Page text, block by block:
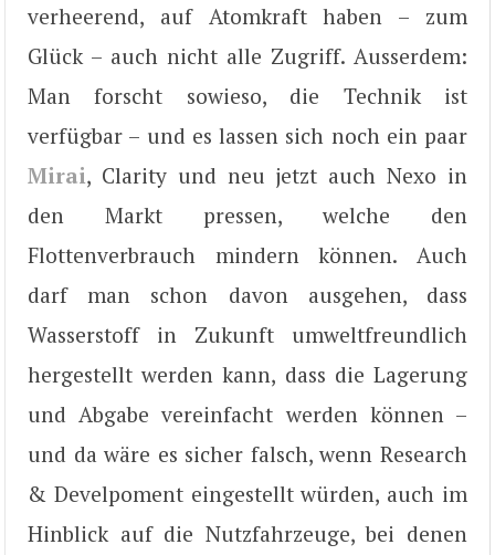
verheerend, auf Atomkraft haben – zum
Glück – auch nicht alle Zugriff. Ausserdem:
Man forscht sowieso, die Technik ist
verfügbar – und es lassen sich noch ein paar
Mirai, Clarity und neu jetzt auch Nexo in
den Markt pressen, welche den
Flottenverbrauch mindern können. Auch
darf man schon davon ausgehen, dass
Wasserstoff in Zukunft umweltfreundlich
hergestellt werden kann, dass die Lagerung
und Abgabe vereinfacht werden können –
und da wäre es sicher falsch, wenn Research
& Develpoment eingestellt würden, auch im
Hinblick auf die Nutzfahrzeuge, bei denen